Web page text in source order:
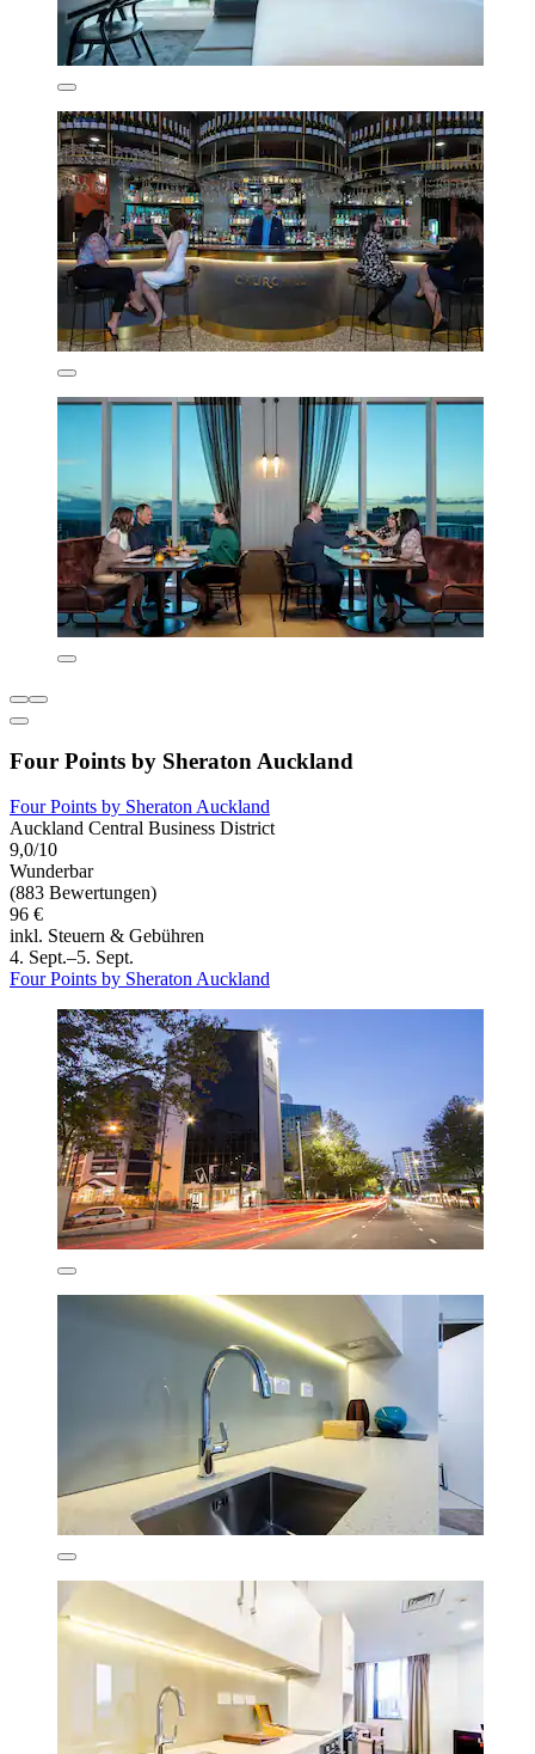
Four Points by Sheraton Auckland
Four Points by Sheraton Auckland
Auckland Central Business District
9,0/10
Wunderbar
(883 Bewertungen)
96 €
inkl. Steuern & Gebühren
4. Sept.–5. Sept.
Four Points by Sheraton Auckland